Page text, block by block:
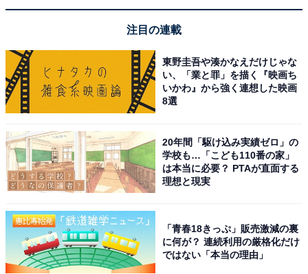
）
チョコクランチ入りの薄焼き生地でミントチョコを挟ん
だ1品です。このほか、スティックケーキやドリンクタ
注目の連載
東野圭吾や湊かなえだけじゃな
い、「業と罪」を描く『映画ち
いかわ』から強く連想した映画
8選
20年間「駆け込み実績ゼロ」の
学校も…「こども110番の家」
は本当に必要？ PTAが直面する
理想と現実
「青春18きっぷ」販売激減の裏
に何が？ 連続利用の厳格化だけ
ではない「本当の理由」